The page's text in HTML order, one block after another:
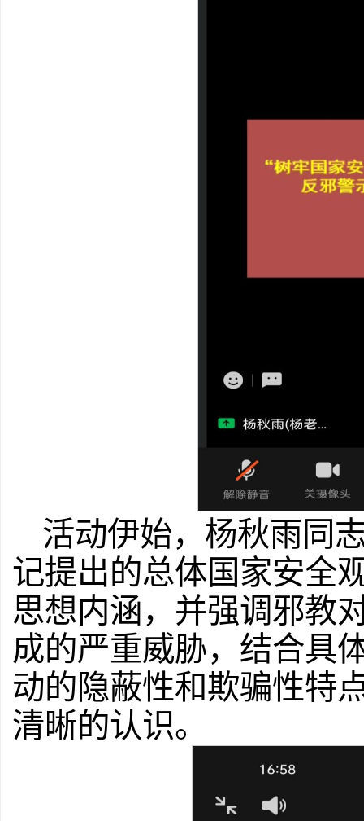
活动伊始，杨秋雨同
记提出的总体国家安全
思想内涵，并强调邪教
成的严重威胁，结合具
动的隐蔽性和欺骗性特
清晰的认识。